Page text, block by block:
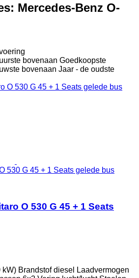
Mercedes-Benz O-
bovenaan Goedkoopste
bovenaan Jaar - de oudste
530 G 45 + 1 Seats gelede bus
O 530 G 45 + 1 Seats
kW) Brandstof diesel
Laadvermogen